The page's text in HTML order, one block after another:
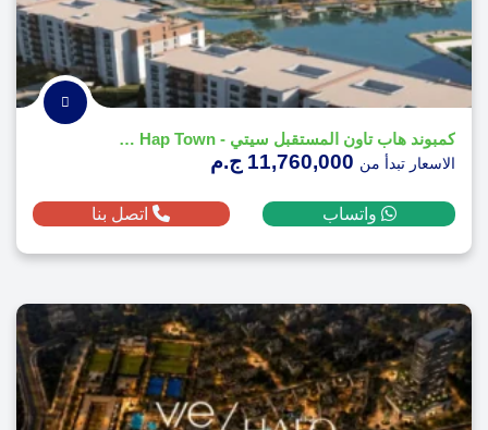
كمبوند هاب تاون المستقبل سيتي - Compound Hap Town
الاسعار تبدأ من
واتساب اتصل بنا